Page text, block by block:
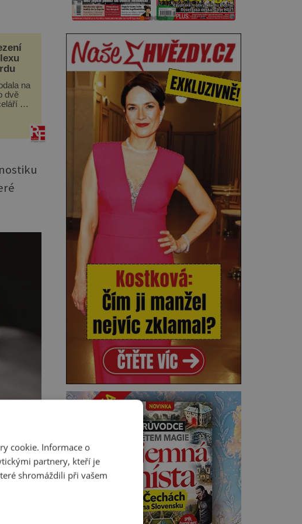
na
dvě
v
cookie. Informace o
partnery, kteří je
shromáždili při vašem